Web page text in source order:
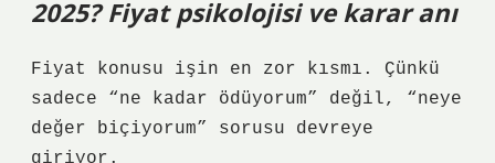
2025? Fiyat psikolojisi ve karar anı
Fiyat konusu işin en zor kısmı. Çünkü
sadece “ne kadar ödüyorum” değil, “neye
değer biçiyorum” sorusu devreye
giriyor.